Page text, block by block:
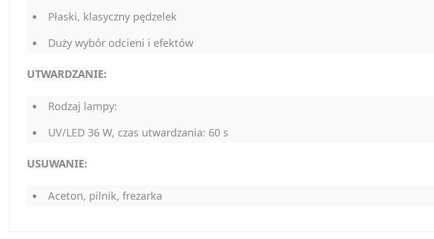
Płaski, klasyczny pędzelek
Duży wybór odcieni i efektów
UTWARDZANIE:
Rodzaj lampy:
UV/LED 36 W, czas utwardzania: 60 s
USUWANIE:
Aceton, pilnik, frezarka